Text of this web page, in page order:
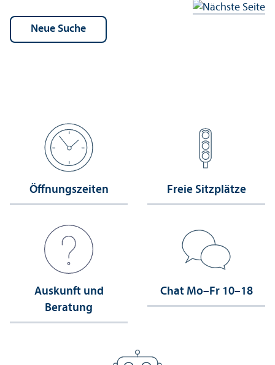
Öffnungs­zeiten Freie Sitzplätze
Auskunft und
Beratung
Chat Mo–Fr 10–18